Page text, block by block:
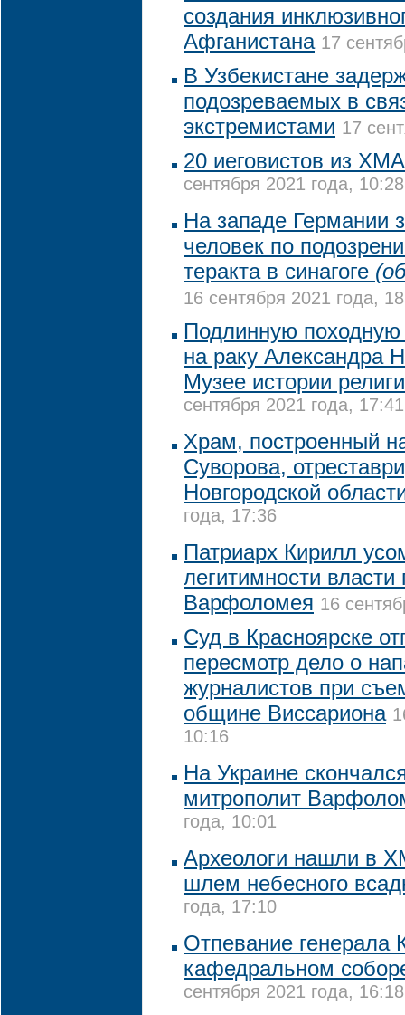
создания
Афганистана 17
В Узбекистане
подозреваемых в
экстремистами 17
20 иеговистов из
сентября 2021 года, 10:28
На западе Германии
человек по
теракта в синагоге
16 сентября 2021 года,
Подлинную
на раку Александра
Музее истории
сентября 2021 года, 17:41
Храм, построенный
Суворова,
Новгородской
года, 17:36
Патриарх Кирилл
легитимности власти
Варфоломея 16
Суд в Красноярске
пересмотр дело о
журналистов при
общине Виссариона
10:16
На Украине
митрополит
года, 10:01
Археологи нашли в
шлем небесного
года, 17:10
Отпевание генерала
кафедральном
сентября 2021 года, 16:18